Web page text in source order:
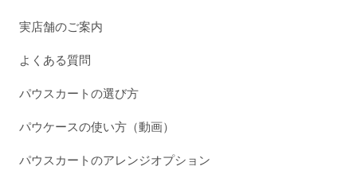
実店舗のご案内
よくある質問
パウスカートの選び方
パウケースの使い方（動画）
パウスカートのアレンジオプション